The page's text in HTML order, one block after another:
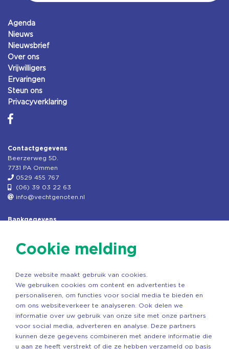
Agenda
Nieuws
Nieuwsbrief
Over ons
Vrijwilligers
Ervaringen
Steun ons
Privacyverklaring
Contactgegevens
Beerzerweg 5D.
7731 PA Ommen
0529 455 767
(06) 39 03 22 63
info@vechtgenoten.nl
Bankgegevens
Rek.nr: NL85RABO0127579230
Copyright ©2026 Vechtgenoten
Cookie melding
Deze website maakt gebruik van cookies.
We gebruiken cookies om content en advertenties te
personaliseren, om functies voor social media te bieden en
om ons websiteverkeer te analyseren. Ook delen we
informatie over uw gebruik van onze site met onze partners
voor social media, adverteren en analyse. Deze partners
kunnen deze gegevens combineren met andere informatie die
u aan ze heeft verstrekt of die ze hebben verzameld op basis